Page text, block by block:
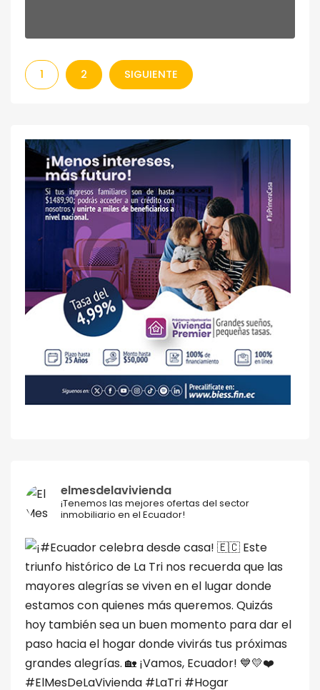
1 2 SIGUIENTE
elmesdelavivienda
¡Tenemos las mejores ofertas del sector
inmobiliario en el Ecuador!